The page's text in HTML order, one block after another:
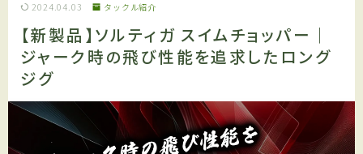
【超格安】デジタル魚拓始めました！あなたのメモリ
アルフィッシュを特別な一枚に仕上げます。
サーフフィッシング
YouTube
2024.04.03 タックル紹介
【新製品】ソルティガ スイムチョッパー｜
ジャーク時の飛び性能を追求したロング
ジグ